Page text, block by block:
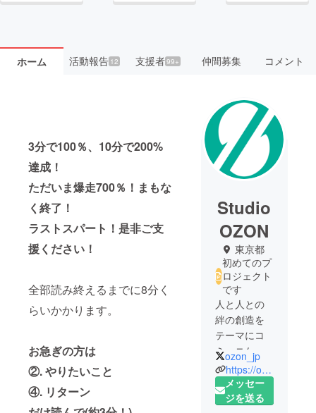
ホーム 活動報告12 支援者99+ 仲間募集 コメント
3分で100％、10分で200%
達成！
ただいま爆走700％！ まもな
く終了！
ラストスパート！是非ご支
援ください！
全部読み終えるまでに8分く
らいかかります。
お急ぎの方は
②. やりたいこと
④. リターン
Studio
OZON
東京都
初めてのプ
ロジェクト
です
人と人との
絆の創造を
テーマにコ
ミュニケー
ションが伴
うコンテン
ツ開発をし
ozon_jp
https://ozon.jp/
メッセー
ジを送る